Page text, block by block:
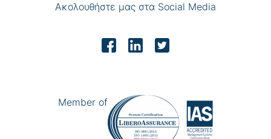
Ακολουθήστε μας στα Social Media
Member of